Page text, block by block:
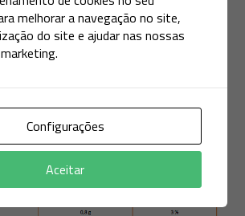
8,5kg de carne.
melhorar a navegação no site,
do site e ajudar nas nossas
Configurações
Aceitar